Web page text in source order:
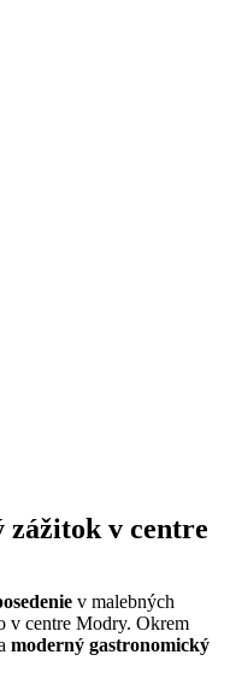
v centre
v malebných
v centre Modry. Okrem
moderný gastronomický